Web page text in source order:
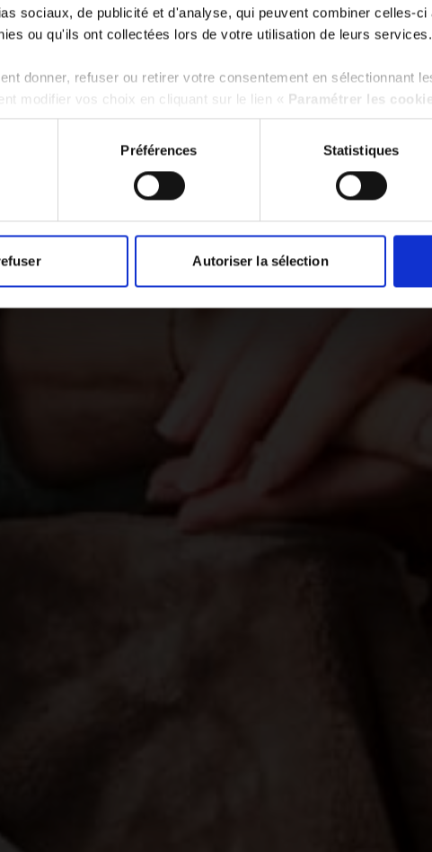
sociaux, de publicité et d'analyse, qui peuvent combiner celles-
ou qu'ils ont collectées lors de votre utilisation de leurs services.
donner, refuser ou retirer votre consentement en sélectionnant
modifier vos choix en cliquant sur le lien « Paramétrer les
Préférences Statistiques
Autoriser la sélection